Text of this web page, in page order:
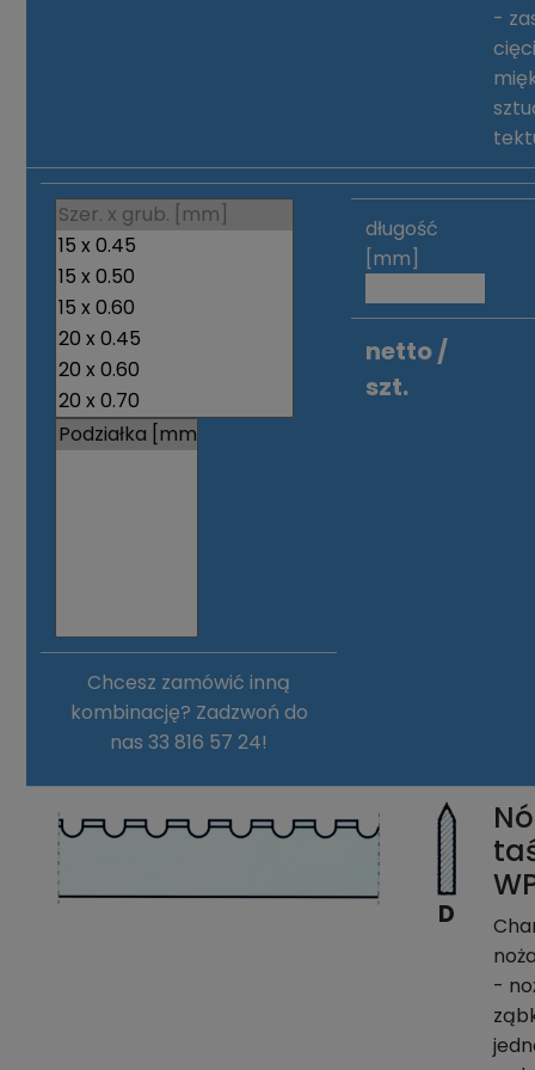
-
długość
[mm]
netto /
szt.
Chcesz zamówić inną
kombinację? Zadzwoń do
nas 33 816 57 24!
D
-